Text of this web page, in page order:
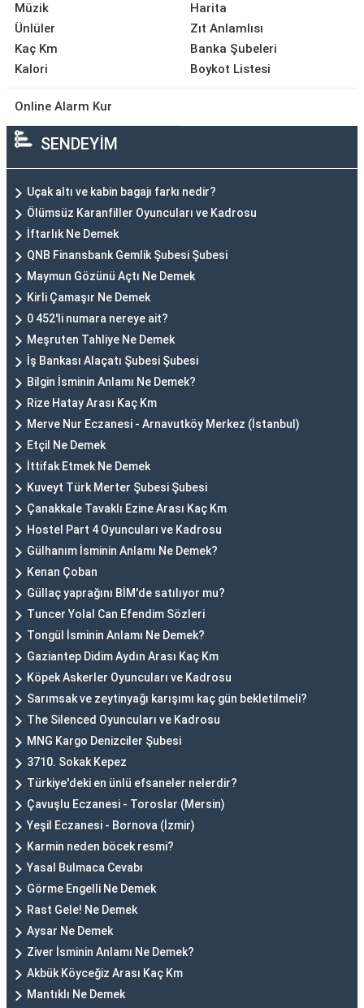
Müzik
Ünlüler
Kaç Km
Kalori
Harita
Zıt Anlamlısı
Banka Şubeleri
Boykot Listesi
Online Alarm Kur
SENDEYİM
Uçak altı ve kabin bagajı farkı nedir?
Ölümsüz Karanfiller Oyuncuları ve Kadrosu
İftarlık Ne Demek
QNB Finansbank Gemlik Şubesi Şubesi
Maymun Gözünü Açtı Ne Demek
Kirli Çamaşır Ne Demek
0 452'li numara nereye ait?
Meşruten Tahliye Ne Demek
İş Bankası Alaçatı Şubesi Şubesi
Bilgin İsminin Anlamı Ne Demek?
Rize Hatay Arası Kaç Km
Merve Nur Eczanesi - Arnavutköy Merkez (İstanbul)
Etçil Ne Demek
İttifak Etmek Ne Demek
Kuveyt Türk Merter Şubesi Şubesi
Çanakkale Tavaklı Ezine Arası Kaç Km
Hostel Part 4 Oyuncuları ve Kadrosu
Gülhanım İsminin Anlamı Ne Demek?
Kenan Çoban
Güllaç yaprağını BİM'de satılıyor mu?
Tuncer Yolal Can Efendim Sözleri
Tongül İsminin Anlamı Ne Demek?
Gaziantep Didim Aydın Arası Kaç Km
Köpek Askerler Oyuncuları ve Kadrosu
Sarımsak ve zeytinyağı karışımı kaç gün bekletilmeli?
The Silenced Oyuncuları ve Kadrosu
MNG Kargo Denizciler Şubesi
3710. Sokak Kepez
Türkiye'deki en ünlü efsaneler nelerdir?
Çavuşlu Eczanesi - Toroslar (Mersin)
Yeşil Eczanesi - Bornova (İzmir)
Karmin neden böcek resmi?
Yasal Bulmaca Cevabı
Görme Engelli Ne Demek
Rast Gele! Ne Demek
Aysar Ne Demek
Ziver İsminin Anlamı Ne Demek?
Akbük Köyceğiz Arası Kaç Km
Mantıklı Ne Demek